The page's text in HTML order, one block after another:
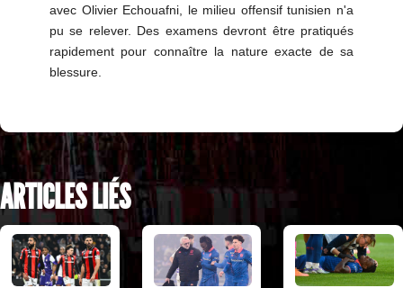
avec Olivier Echouafni, le milieu offensif tunisien n'a
pu se relever. Des examens devront être pratiqués
rapidement pour connaître la nature exacte de sa
blessure.
ARTICLES LIÉS